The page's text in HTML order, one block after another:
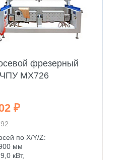
фрезерный
ЧПУ MX726
₽
по X/Y/Z:
мм
кВт,